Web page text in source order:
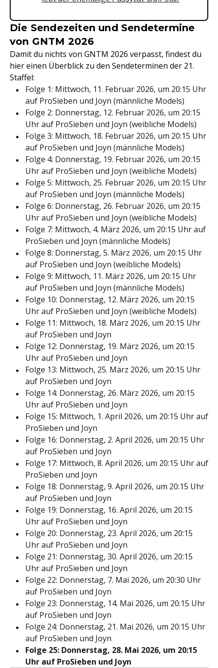
Die Sendezeiten und Sendetermine
von GNTM 2026
Damit du nichts von GNTM 2026 verpasst, findest du
hier einen Überblick zu den Sendeterminen der 21.
Staffel:
Folge 1: Mittwoch, 11. Februar 2026, um 20:15 Uhr
auf ProSieben und Joyn (männliche Models)
Folge 2: Donnerstag, 12. Februar 2026, um 20:15
Uhr auf ProSieben und Joyn (weibliche Models)
Folge 3: Mittwoch, 18. Februar 2026, um 20:15 Uhr
auf ProSieben und Joyn (männliche Models)
Folge 4: Donnerstag, 19. Februar 2026, um 20:15
Uhr auf ProSieben und Joyn (weibliche Models)
Folge 5: Mittwoch, 25. Februar 2026, um 20:15 Uhr
auf ProSieben und Joyn (männliche Models)
Folge 6: Donnerstag, 26. Februar 2026, um 20:15
Uhr auf ProSieben und Joyn (weibliche Models)
Folge 7: Mittwoch, 4. März 2026, um 20:15 Uhr auf
ProSieben und Joyn (männliche Models)
Folge 8: Donnerstag, 5. März 2026, um 20:15 Uhr
auf ProSieben und Joyn (weibliche Models)
Folge 9: Mittwoch, 11. März 2026, um 20:15 Uhr
auf ProSieben und Joyn (männliche Models)
Folge 10: Donnerstag, 12. März 2026, um 20:15
Uhr auf ProSieben und Joyn (weibliche Models)
Folge 11: Mittwoch, 18. März 2026, um 20:15 Uhr
auf ProSieben und Joyn
Folge 12: Donnerstag, 19. März 2026, um 20:15
Uhr auf ProSieben und Joyn
Folge 13: Mittwoch, 25. März 2026, um 20:15 Uhr
auf ProSieben und Joyn
Folge 14: Donnerstag, 26. März 2026, um 20:15
Uhr auf ProSieben und Joyn
Folge 15: Mittwoch, 1. April 2026, um 20:15 Uhr auf
ProSieben und Joyn
Folge 16: Donnerstag, 2. April 2026, um 20:15 Uhr
auf ProSieben und Joyn
Folge 17: Mittwoch, 8. April 2026, um 20:15 Uhr auf
ProSieben und Joyn
Folge 18: Donnerstag, 9. April 2026, um 20:15 Uhr
auf ProSieben und Joyn
Folge 19: Donnerstag, 16. April 2026, um 20:15
Uhr auf ProSieben und Joyn
Folge 20: Donnerstag, 23. April 2026, um 20:15
Uhr auf ProSieben und Joyn
Folge 21: Donnerstag, 30. April 2026, um 20:15
Uhr auf ProSieben und Joyn
Folge 22: Donnerstag, 7. Mai 2026, um 20:30 Uhr
auf ProSieben und Joyn
Folge 23: Donnerstag, 14. Mai 2026, um 20:15 Uhr
auf ProSieben und Joyn
Folge 24: Donnerstag, 21. Mai 2026, um 20:15 Uhr
auf ProSieben und Joyn
Folge 25: Donnerstag, 28. Mai 2026, um 20:15
Uhr auf ProSieben und Joyn